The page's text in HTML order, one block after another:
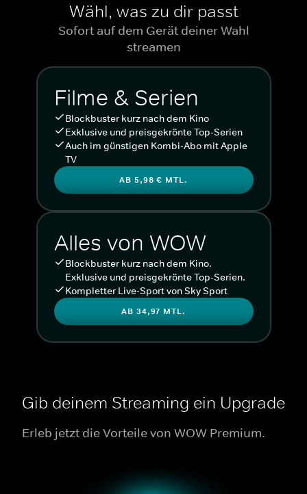
Wähl, was zu dir passt
Sofort auf dem Gerät deiner Wahl
streamen
Filme & Serien
Blockbuster kurz nach dem Kino
Exklusive und preisgekrönte Top-Serien
Auch im günstigen Kombi-Abo mit Apple
TV
AB 5,98 € MTL.
Alles von WOW
Blockbuster kurz nach dem Kino.
Exklusive und preisgekrönte Top-Serien.
Kompletter Live-Sport von Sky Sport
AB 34,97 MTL.
Gib deinem Streaming ein Upgrade
Erleb jetzt die Vorteile von WOW Premium.